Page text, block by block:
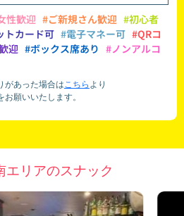
性歓迎 #ご新規さん歓迎 #初心者
トカード可 #電子マネー可 #QRコ
迎 #ボックス席あり #ノンアルコ
があった場合はこちら より
お願いいたします。
エリアのスナック